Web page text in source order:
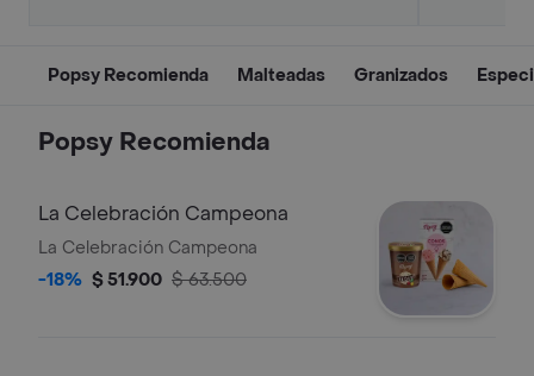
Popsy Recomienda Malteadas Granizados
Popsy Recomienda
La Celebración Campeona
La Celebración Campeona
-18% $ 51.900 $ 63.500